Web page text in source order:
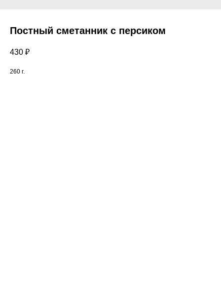
Постный сметанник с персиком
430 ₽
260 г.